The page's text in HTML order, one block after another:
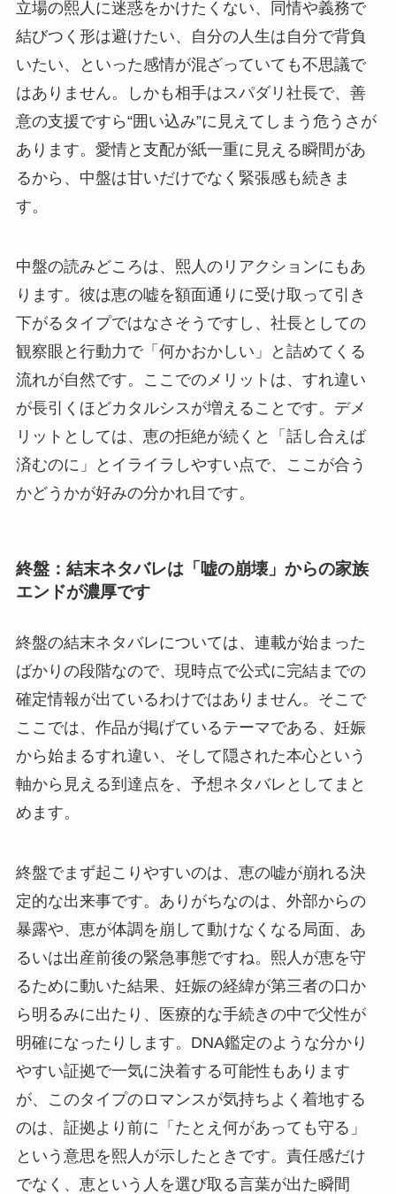
立場の熙人に迷惑をかけたくない、同情や義務で
結びつく形は避けたい、自分の人生は自分で背負
いたい、といった感情が混ざっていても不思議で
はありません。しかも相手はスパダリ社長で、善
意の支援ですら“囲い込み”に見えてしまう危うさが
あります。愛情と支配が紙一重に見える瞬間があ
るから、中盤は甘いだけでなく緊張感も続きま
す。
中盤の読みどころは、熙人のリアクションにもあ
ります。彼は恵の嘘を額面通りに受け取って引き
下がるタイプではなさそうですし、社長としての
観察眼と行動力で「何かおかしい」と詰めてくる
流れが自然です。ここでのメリットは、すれ違い
が長引くほどカタルシスが増えることです。デメ
リットとしては、恵の拒絶が続くと「話し合えば
済むのに」とイライラしやすい点で、ここが合う
かどうかが好みの分かれ目です。
終盤：結末ネタバレは「嘘の崩壊」からの家族
エンドが濃厚です
終盤の結末ネタバレについては、連載が始まった
ばかりの段階なので、現時点で公式に完結までの
確定情報が出ているわけではありません。そこで
ここでは、作品が掲げているテーマである、妊娠
から始まるすれ違い、そして隠された本心という
軸から見える到達点を、予想ネタバレとしてまと
めます。
終盤でまず起こりやすいのは、恵の嘘が崩れる決
定的な出来事です。ありがちなのは、外部からの
暴露や、恵が体調を崩して動けなくなる局面、あ
るいは出産前後の緊急事態ですね。熙人が恵を守
るために動いた結果、妊娠の経緯が第三者の口か
ら明るみに出たり、医療的な手続きの中で父性が
明確になったりします。DNA鑑定のような分かり
やすい証拠で一気に決着する可能性もあります
が、このタイプのロマンスが気持ちよく着地する
のは、証拠より前に「たとえ何があっても守る」
という意思を熙人が示したときです。責任感だけ
でなく、恵という人を選び取る言葉が出た瞬間